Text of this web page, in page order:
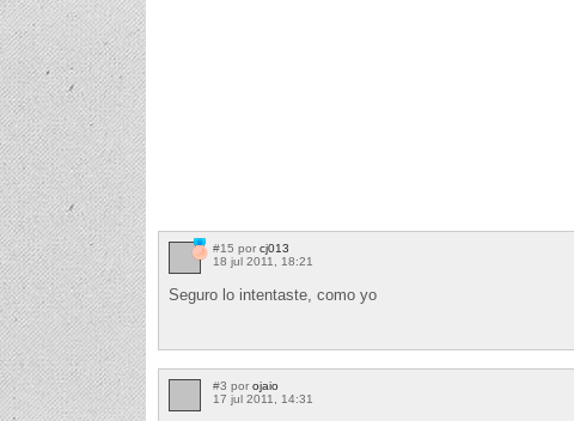
#15 por cj013
18 jul 2011, 18:21
Seguro lo intentaste, como yo
#3 por ojaio
17 jul 2011, 14:31